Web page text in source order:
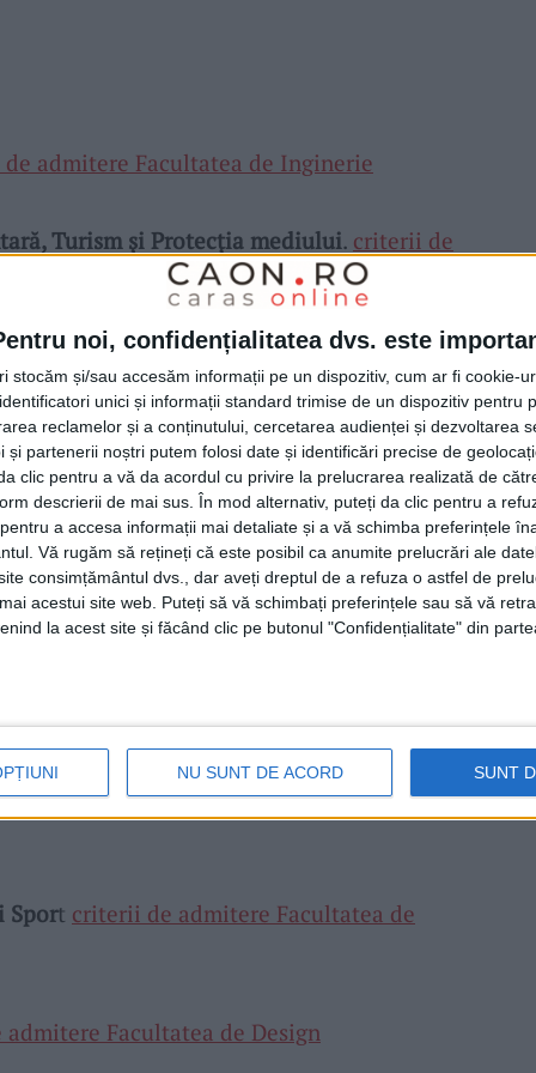
noi, confidențialitatea dvs. este
stocăm și/sau accesăm informații pe un dispozitiv, cum ar fi cookie-
unici și informații standard trimise de un dispozitiv pentru
reclamelor și a conținutului, cercetarea audienței și dezvoltarea
și partenerii noștri putem folosi date și identificări precise de
clic pentru a vă da acordul cu privire la prelucrarea realizată de
descrierii de mai sus. În mod alternativ, puteți da clic pentru a
a accesa informații mai detaliate și a vă schimba preferințele
Vă rugăm să rețineți că este posibil ca anumite prelucrări ale
consimțământul dvs., dar aveți dreptul de a refuza o astfel de
acestui site web. Puteți să vă schimbați preferințele sau să vă
la acest site și făcând clic pe butonul "Confidențialitate" din
NU SUNT DE ACORD SUNT
admitere Facultatea de Inginerie
Turism și Protecția mediului. criterii de
Alimentară Turism și Protecția Mediului
criterii de admitere la Facultatea de
admitere Facultatea de Științe Exacte
Socialecriterii admitere Facultatea de
Psihologie și Asistență Socială
ale Educației
admitere Facultatea de Teologie
Sport criterii de admitere Facultatea de
Facultatea de Design